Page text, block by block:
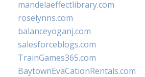
mandelaeffectlibrary.com
roselynns.com
balanceyoganj.com
salesforceblogs.com
TrainGames365.com
BaytownEvaCationRentals.com